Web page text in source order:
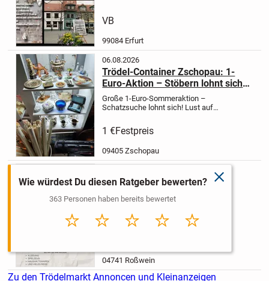
Mäntel
VB
99084 Erfurt
06.08.2026
Trödel-Container Zschopau: 1-
Euro-Aktion – Stöbern lohnt sich!
Von Pokemon bis Antik!
Große 1-Euro-Sommeraktion –
Schatzsuche lohnt sich! Lust auf
jedes Teil nur 1 Euro – ganz egal was!
Ob Haushaltswaren, Gläser, Vasen,
1 €Festpreis
09405 Zschopau
Flohmarkt am 22.08.2026
Strassenflohmarkt auf der Nossener
2026 von 10.00 bis 16.00 Uhr! Für
Speisen und Getränke ist
christlich...
04741 Roßwein
Zu den Trödelmarkt Annoncen und Kleinanzeigen
schließen
Wie würdest Du diesen Ratgeber bewerten?
363 Personen haben bereits bewertet